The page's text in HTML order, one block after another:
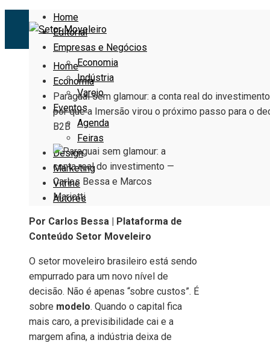
Home
Editorial
Empresas e Negócios
Economia
Indústria
Varejo
Eventos
Agenda
Feiras
Design
Marketing
Vitrine
Autores
Home
Economia
Paraguai sem glamour: a conta real do
por que a Imersão virou o próximo passo para o
B2B
Por Carlos Bessa | Plataforma de
Conteúdo Setor Moveleiro
O setor moveleiro brasileiro está sendo
empurrado para um novo nível de
decisão. Não é apenas “sobre custos”. É
sobre modelo. Quando o capital fica
mais caro, a previsibilidade cai e a
margem afina, a indústria deixa de